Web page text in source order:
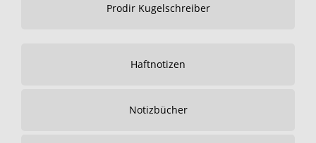
Prodir Kugelschreiber
Haftnotizen
Notizbücher